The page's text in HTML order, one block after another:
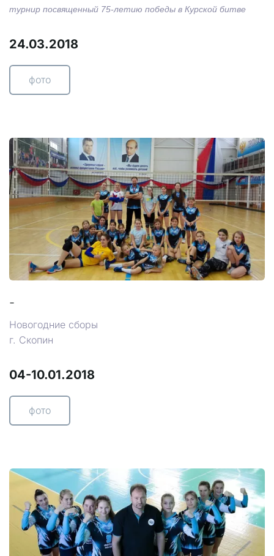
турнир посвященный 75-летию победы в Курской битве
24.03.2018
фото
-
Новогодние сборы
г. Скопин
04-10.01.2018
фото